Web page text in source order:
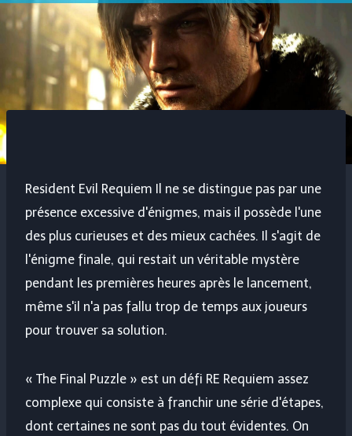
Resident Evil Requiem Il ne se distingue pas par une
présence excessive d'énigmes, mais il possède l'une
des plus curieuses et des mieux cachées. Il s'agit de
l'énigme finale, qui restait un véritable mystère
pendant les premières heures après le lancement,
même s'il n'a pas fallu trop de temps aux joueurs
pour trouver sa solution.
« The Final Puzzle » est un défi RE Requiem assez
complexe qui consiste à franchir une série d'étapes,
dont certaines ne sont pas du tout évidentes. On